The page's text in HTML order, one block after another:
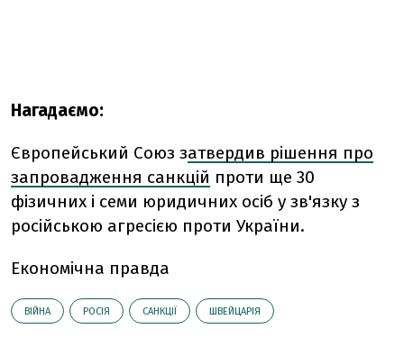
Нагадаємо:
Європейський Союз затвердив рішення про
запровадження санкцій проти ще 30
фізичних і семи юридичних осіб у зв'язку з
російською агресією проти України.
Економічна правда
ВІЙНА РОСІЯ САНКЦІЇ ШВЕЙЦАРІЯ